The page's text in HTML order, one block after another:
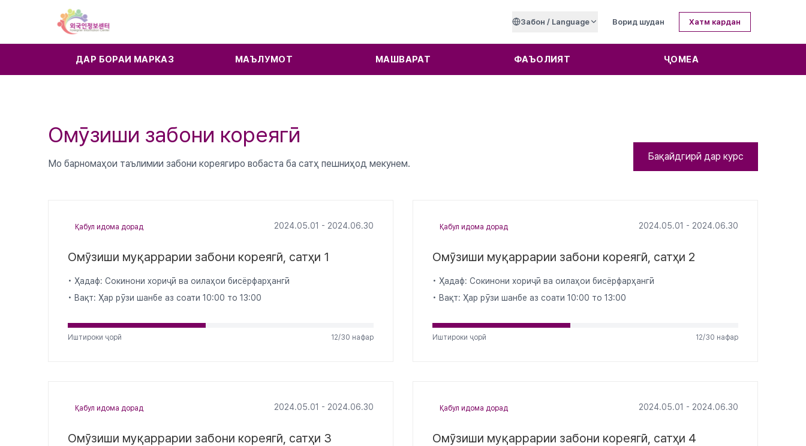
Забон / Language Ворид шудан Хатм кардан
ДАР БОРАИ МАРКАЗ МАЪЛУМОТ МАШВАРАТ ФАЪОЛИЯТ ҶОМЕА
Омӯзиши забони кореягӣ
Мо барномаҳои таълимии забони кореягиро вобаста ба сатҳ пешниҳод мекунем.
Бақайдгирӣ дар курс
Қабул идома дорад 2024.05.01 - 2024.06.30
Омӯзиши муқаррарии забони кореягӣ, сатҳи 1
• Ҳадаф: Сокинони хориҷӣ ва оилаҳои бисёрфарҳангӣ
• Вақт: Ҳар рӯзи шанбе аз соати 10:00 то 13:00
Иштироки ҷорӣ 12/30 нафар
Қабул идома дорад 2024.05.01 - 2024.06.30
Омӯзиши муқаррарии забони кореягӣ, сатҳи 2
• Ҳадаф: Сокинони хориҷӣ ва оилаҳои бисёрфарҳангӣ
• Вақт: Ҳар рӯзи шанбе аз соати 10:00 то 13:00
Иштироки ҷорӣ 12/30 нафар
Қабул идома дорад 2024.05.01 - 2024.06.30
Омӯзиши муқаррарии забони кореягӣ, сатҳи 3
Қабул идома дорад 2024.05.01 - 2024.06.30
Омӯзиши муқаррарии забони кореягӣ, сатҳи 4